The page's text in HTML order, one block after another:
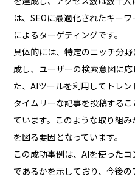
は、SEOに最適化されたキー
によるターゲティングです。
具体的には、特定のニッチ分
成し、ユーザーの検索意図に
た、AIツールを利用してトレ
タイムリーな記事を投稿する
ています。このような取り組
を図る要因となっています。
この成功事例は、AIを使った
であるかを示しており、今後